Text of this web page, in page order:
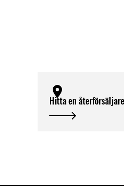
Hitta en återförsäljare